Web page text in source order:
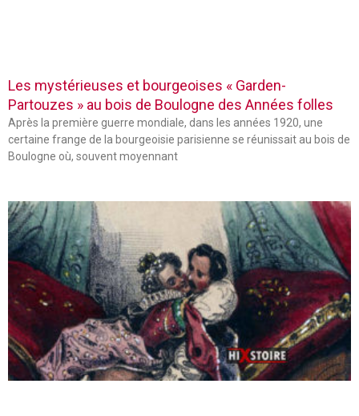
Les mystérieuses et bourgeoises « Garden-
Partouzes » au bois de Boulogne des Années folles
Après la première guerre mondiale, dans les années 1920, une
certaine frange de la bourgeoisie parisienne se réunissait au bois de
Boulogne où, souvent moyennant